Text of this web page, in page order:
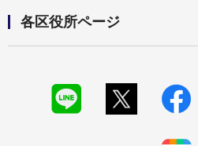
各区役所ページ